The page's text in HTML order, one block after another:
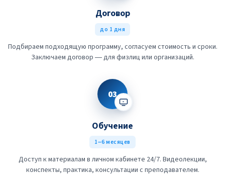
Договор
до 1 дня
Подбираем подходящую программу, согласуем стоимость и сроки.
Заключаем договор — для физлиц или организаций.
03
Обучение
1–6 месяцев
Доступ к материалам в личном кабинете 24/7. Видеолекции,
конспекты, практика, консультации с преподавателем.